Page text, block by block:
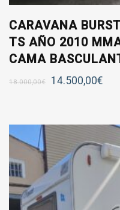
CARAVANA
TS AÑO 2010
CAMA
18.000,00€ 14.500,00€